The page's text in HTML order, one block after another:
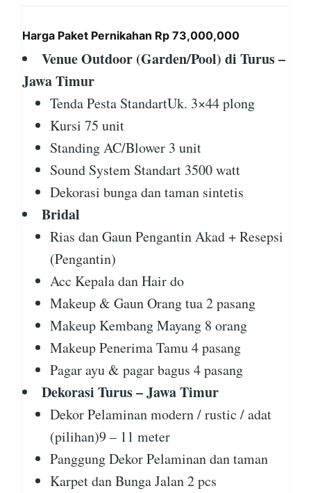
Harga Paket Pernikahan Rp 73,000,000
Venue Outdoor (Garden/Pool) di Turus –
Jawa Timur
Tenda Pesta StandartUk. 3×44 plong
Kursi 75 unit
Standing AC/Blower 3 unit
Sound System Standart 3500 watt
Dekorasi bunga dan taman sintetis
Bridal
Rias dan Gaun Pengantin Akad + Resepsi
(Pengantin)
Acc Kepala dan Hair do
Makeup & Gaun Orang tua 2 pasang
Makeup Kembang Mayang 8 orang
Makeup Penerima Tamu 4 pasang
Pagar ayu & pagar bagus 4 pasang
Dekorasi Turus – Jawa Timur
Dekor Pelaminan modern / rustic / adat
(pilihan)9 – 11 meter
Panggung Dekor Pelaminan dan taman
Karpet dan Bunga Jalan 2 pcs